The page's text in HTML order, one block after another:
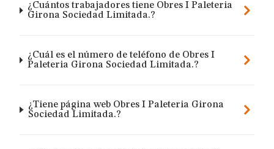
¿Cuántos trabajadores tiene Obres I Paleteria
Girona Sociedad Limitada.?
¿Cuál es el número de teléfono de Obres I
Paleteria Girona Sociedad Limitada.?
¿Tiene página web Obres I Paleteria Girona
Sociedad Limitada.?